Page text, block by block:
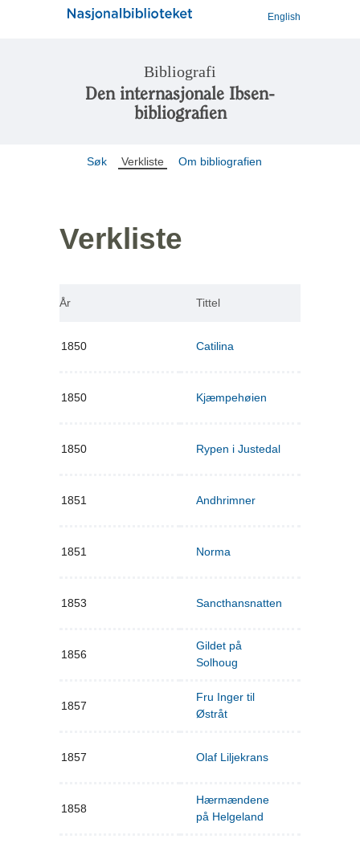
English
Bibliografi
Den internasjonale Ibsen-
bibliografien
Søk Verkliste Om bibliografien
Verkliste
År Tittel
1850 Catilina
1850 Kjæmpehøien
1850 Rypen i Justedal
1851 Andhrimner
1851 Norma
1853 Sancthansnatten
1856
Gildet på
Solhoug
1857
Fru Inger til
Østråt
1857 Olaf Liljekrans
1858
Hærmændene
på Helgeland